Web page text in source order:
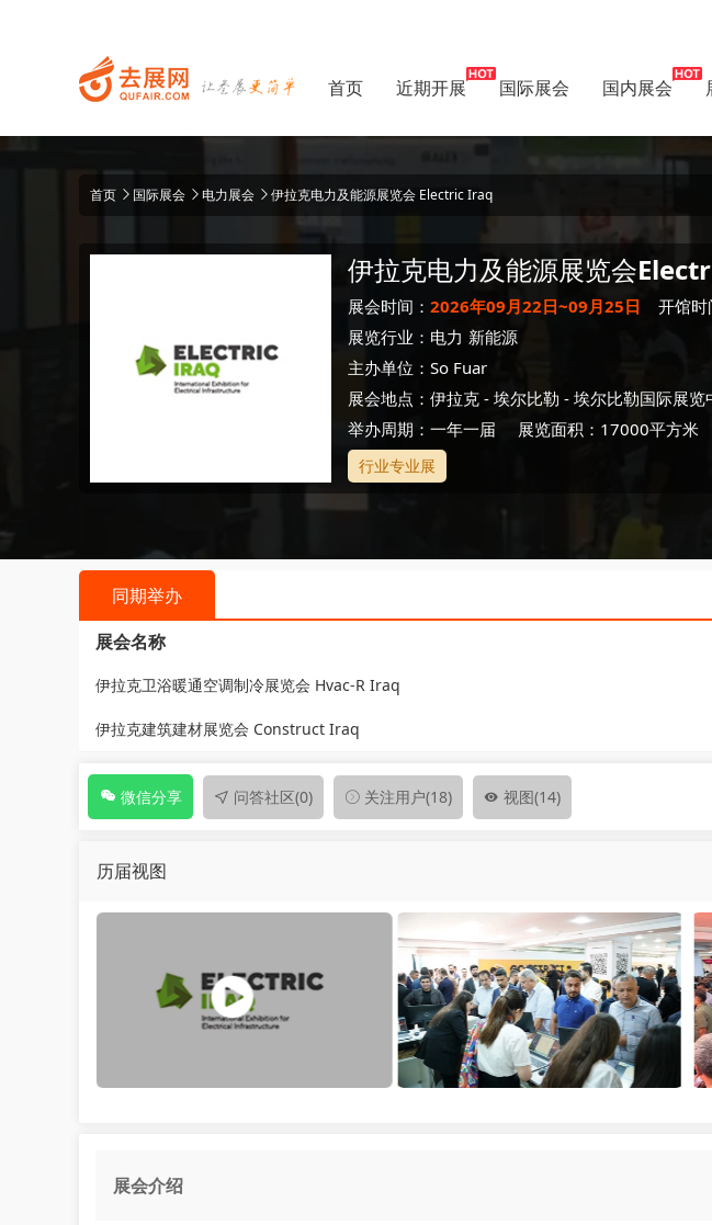
首页 近期开展 国际展会 国内展会
首页 国际展会 电力展会 伊拉克电力及能源展览会 Electric Iraq
伊拉克电力及能源展览会
展会时间： 2026年09月22日~09月25日
开馆
展览行业： 电力 新能源
主办单位： So Fuar
展会地点： 伊拉克 - 埃尔比勒 - 埃尔比勒国际展览
举办周期：一年一届
展览面积：17000平方米
行业专业展
同期举办
展会名称
伊拉克卫浴暖通空调制冷展览会 Hvac-R Iraq
伊拉克建筑建材展览会 Construct Iraq
微信分享 问答社区(0) 关注用户(18) 视图(14)
历届视图
展会介绍